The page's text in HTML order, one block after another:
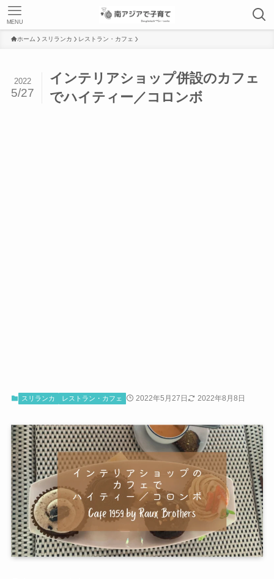
MENU
ホーム スリランカ レストラン・カフェ
インテリアショップ併設のカフェ
でハイティー／コロンボ
2022
5/27
スリランカ レストラン・カフェ 2022年5月27日 2022年8月8日